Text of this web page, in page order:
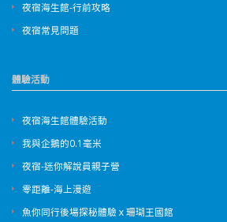
夜宿海生館-行前攻略
夜宿常見問題
體驗活動
夜宿海生館體驗活動
我與企鵝的0.1毫米
夜宿-迷你解說員親子營
零距離-海上漫遊
魚你同行後場探秘體驗ｘ珊瑚王國館